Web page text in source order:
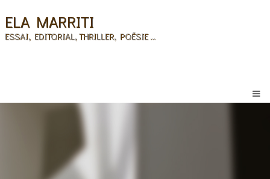
ELA MARRITI
ESSAI, EDITORIAL, THRILLER, POÉSIE ...